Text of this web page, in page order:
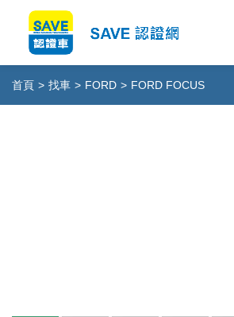
首頁 > 找車 > FORD > FORD FOCUS